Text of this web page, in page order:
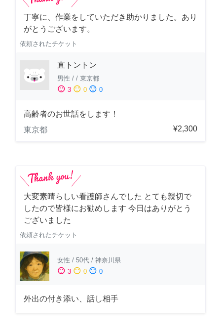
丁寧に、作業をしていただき助かりました。あり
がとうございます。
依頼されたチケット
直トントン
男性 / / 東京都
sentiment_satisfied 3 sentiment_neutral 0 sentiment_dissatisfied 0
高齢者のお世話をします！
東京都
¥2,300
大変素晴らしい看護師さんでした とても親切で
したので皆様にお勧めします 今日はありがとう
ございました
依頼されたチケット
女性 / 50代 / 神奈川県
sentiment_satisfied 3 sentiment_neutral 0 sentiment_dissatisfied 0
外出の付き添い、話し相手